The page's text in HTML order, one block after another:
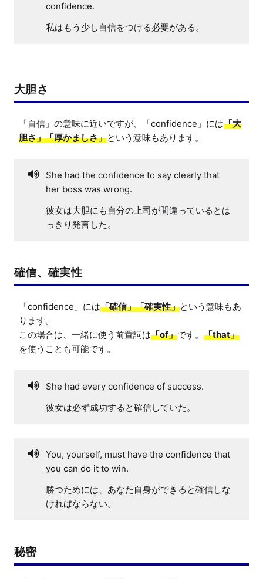
confidence.
私はもう少し自信をつける必要がある。
大胆さ
「自信」の意味に近いですが、「confidence」には「大
胆さ」「厚かましさ」という意味もあります。
She had the confidence to say clearly that
her boss was wrong.
彼女は大胆にも自分の上司が間違っているとは
っきり発言した。
確信、確実性
「confidence」には「確信」「確実性」という意味もあ
ります。
この場合は、一緒に使う前置詞は「of」です。 「that」
を使うことも可能です。
She had every confidence of success.
彼女は必ず成功すると確信していた。
You, yourself, must have the confidence that
you can do it to win.
勝つためには、あなた自身ができると確信しな
ければならない。
秘密